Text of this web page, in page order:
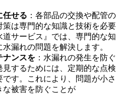
任せる ：各部品の交換や配管の
は専門的な知識と技術を必要
道サービス』では、専門的な知
漏れの問題を解決します。
ナンスを ：水漏れの発生を防ぐ
するためには、定期的な点検
す。これにより、問題が小さ
な被害を防ぐことが